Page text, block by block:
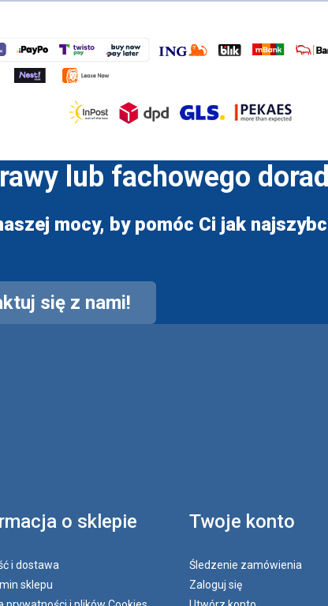
lub fachowego
mocy, by pomóc Ci jak
się z nami!
o sklepie
i dostawa
sklepu
Twoje konto
Śledzenie zamówienia
Zaloguj się